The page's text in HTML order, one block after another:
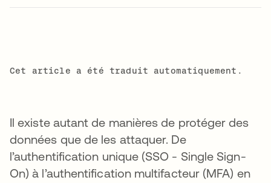
Cet article a été traduit automatiquement.
Il existe autant de manières de protéger des
données que de les attaquer. De
l’authentification unique (SSO - Single Sign-
On) à l’authentification multifacteur (MFA) en